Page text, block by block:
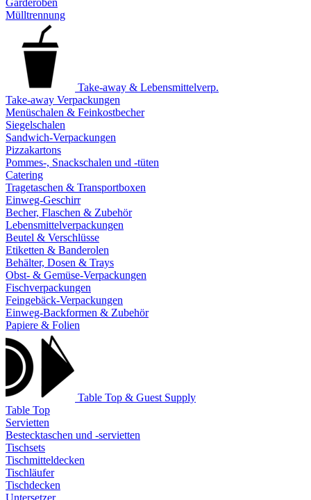
Garderoben
Mülltrennung
Take-away & Lebensmittelverp.
Take-away Verpackungen
Menüschalen & Feinkostbecher
Siegelschalen
Sandwich-Verpackungen
Pizzakartons
Pommes-, Snackschalen und -tüten
Catering
Tragetaschen & Transportboxen
Einweg-Geschirr
Becher, Flaschen & Zubehör
Lebensmittelverpackungen
Beutel & Verschlüsse
Etiketten & Banderolen
Behälter, Dosen & Trays
Obst- & Gemüse-Verpackungen
Fischverpackungen
Feingebäck-Verpackungen
Einweg-Backformen & Zubehör
Papiere & Folien
Table Top & Guest Supply
Table Top
Servietten
Bestecktaschen und -servietten
Tischsets
Tischmitteldecken
Tischläufer
Tischdecken